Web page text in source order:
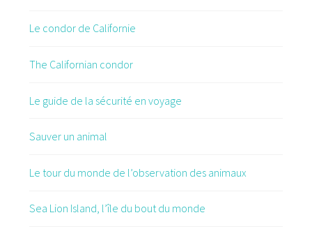
Le condor de Californie
The Californian condor
Le guide de la sécurité en voyage
Sauver un animal
Le tour du monde de l’observation des animaux
Sea Lion Island, l’île du bout du monde